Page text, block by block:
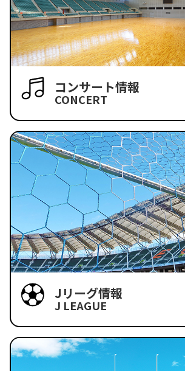
コンサート情報
CONCERT
Jリーグ情報
J LEAGUE